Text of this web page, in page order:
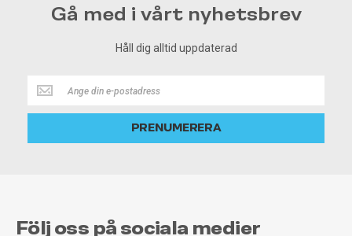
Gå med i vårt nyhetsbrev
Håll dig alltid uppdaterad
Håll
dig
alltid
PRENUMERERA
Följ oss på sociala medier